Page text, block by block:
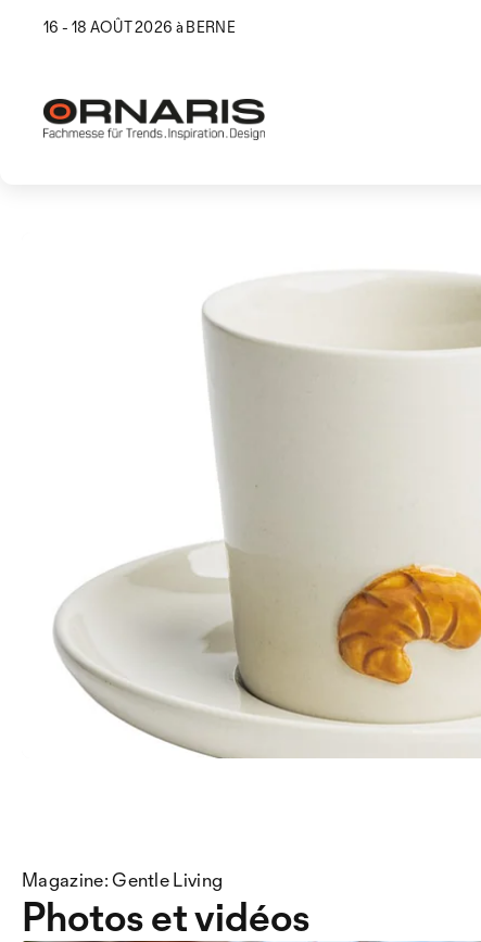
16 - 18 AOÛT 2026 à BERNE
Magazine: Gentle Living
Photos et vidéos